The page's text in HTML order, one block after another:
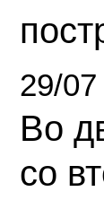
29/07
Во
со